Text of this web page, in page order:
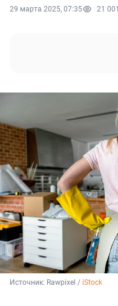
29 марта 2025, 07:35 21 001
Источник: Rawpixel / iStock